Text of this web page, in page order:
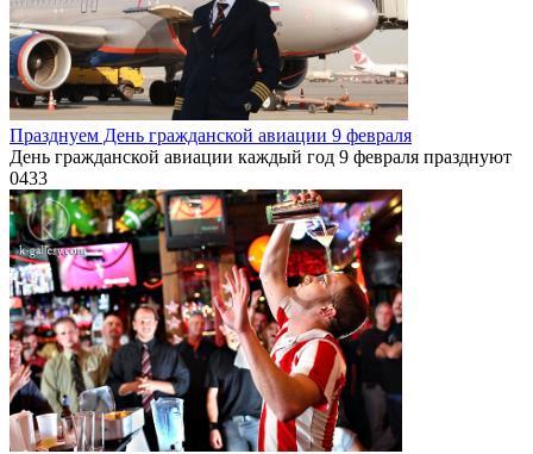
Празднуем День гражданской авиации 9 февраля
День гражданской авиации каждый год 9 февраля празднуют
0433